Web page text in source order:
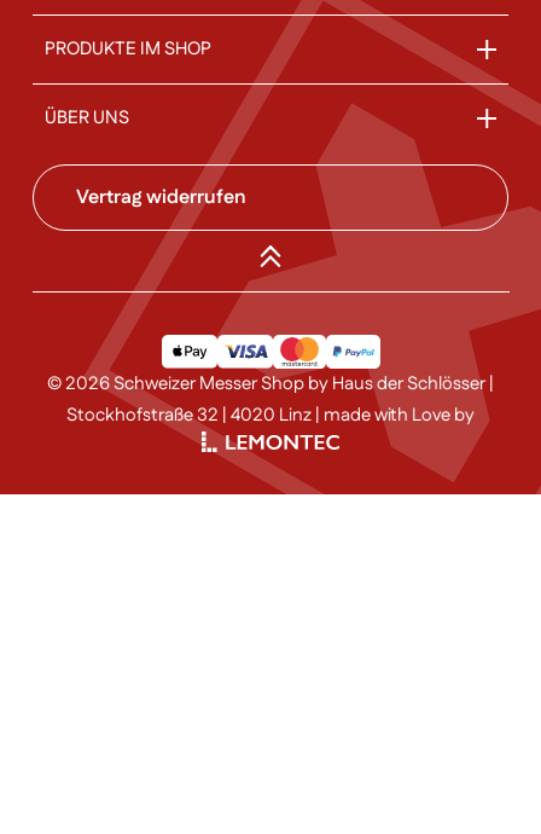
PRODUKTE IM SHOP
ÜBER UNS
Vertrag widerrufen
© 2026 Schweizer Messer Shop by Haus der Schlösser |
Stockhofstraße 32 | 4020 Linz | made with Love by